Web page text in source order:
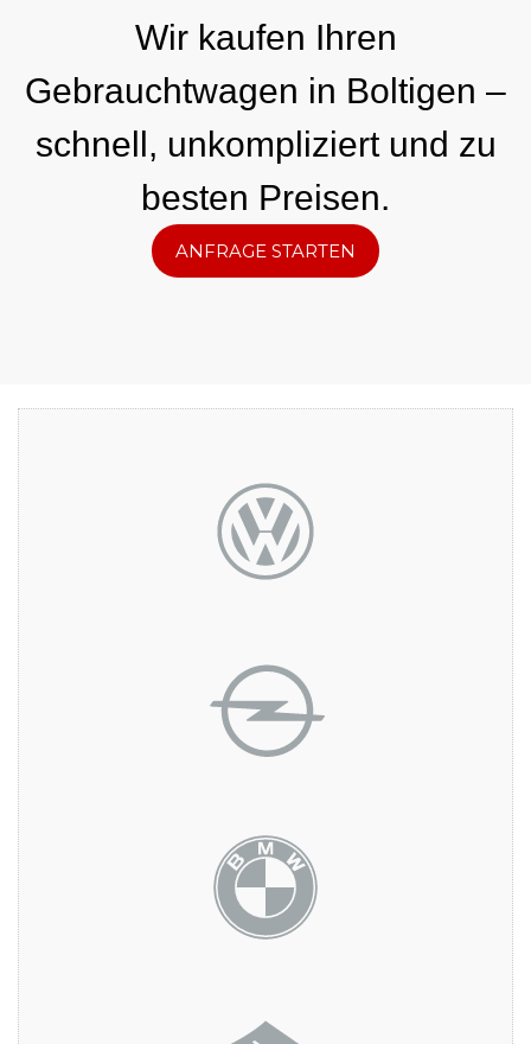
Wir kaufen Ihren
Gebrauchtwagen in Boltigen –
schnell, unkompliziert und zu
besten Preisen.
ANFRAGE STARTEN